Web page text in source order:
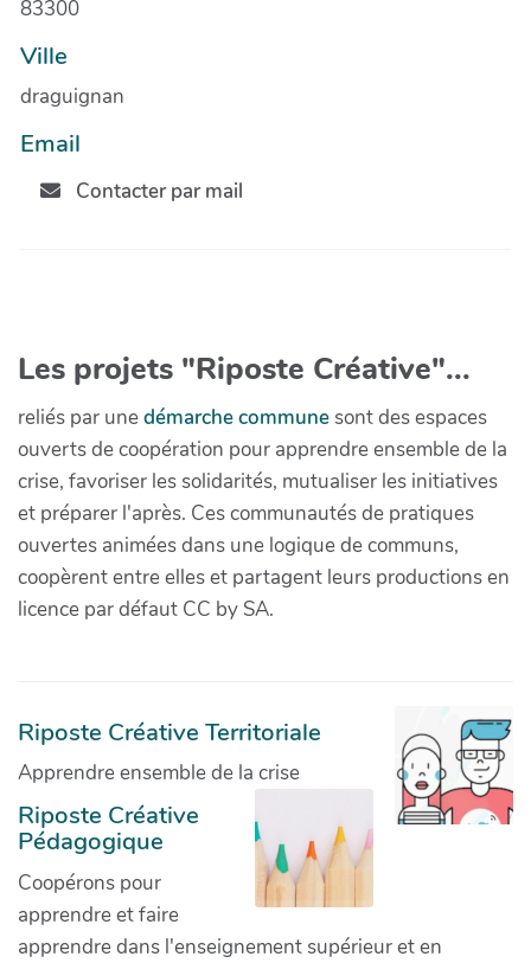
83300
Ville
draguignan
Email
Contacter par mail
Les projets "Riposte Créative"...
reliés par unedémarche communesont des espaces
ouverts de coopération pour apprendre ensemble de la
crise, favoriser les solidarités, mutualiser les initiatives
et préparer l'après. Ces communautés de pratiques
ouvertes animées dans une logique de communs,
coopèrent entre elles et partagent leurs productions en
licence par défaut CC by SA.
Riposte Créative Territoriale
Apprendre ensemble de la crise
Riposte Créative
Pédagogique
Coopérons pour
apprendre et faire
apprendre dans l'enseignement supérieur et en